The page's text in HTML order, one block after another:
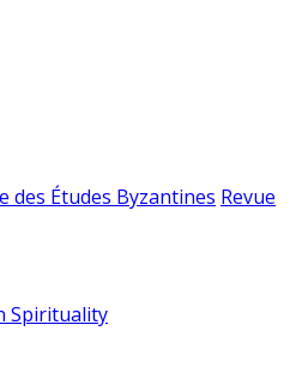
des Études Byzantines Revue
Spirituality